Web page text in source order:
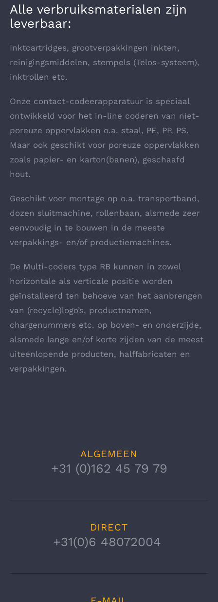
Detailhandel
Alle verbruiksmaterialen zijn
leverbaar:
Inktcartridges, grootverpakkingen inkten,
reinigingsmiddelen, stempels (Telos-systeem),
inktrollen etc.
Onze contact-codeerapparatuur is speciaal
ontwikkeld voor het in-line coderen van niet-
poreuze oppervlakken o.a. staal, PE, PP, PS.
Maar ook geschikt voor poreuze oppervlakken
zoals papier- en karton(banen), geschaafd
hout.
Geschikt voor montage op o.a. transportband,
dozen sluitmachine, rollenbaan, alsmede zeer
eenvoudig in te bouwen in de meeste
verpakkings- en/of productiemachines.
De Multi-coders type RB kunnen in zowel
horizontale als verticale positie worden
geïnstalleerd ten behoeve van het aanbrengen
van (recycle)logo’s, productnamen,
chargenummers etc. op boven- en onderzijde,
alsmede lange en/of korte zijden van de meest
uiteenlopende producten, halffabricaten en
verpakkingen.
ALGEMEEN
+31 (0)162 45 79 79
DIRECT
+31(0)6 48072004